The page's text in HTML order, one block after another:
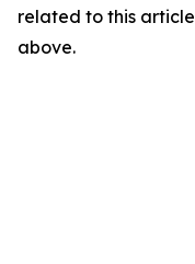
related to this
above.